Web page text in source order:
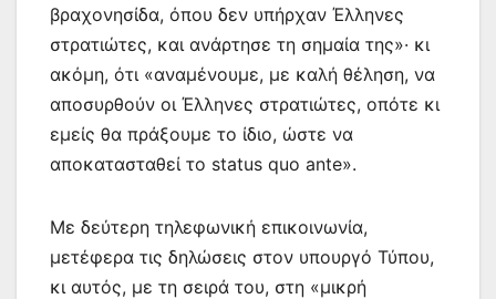
βραχονησίδα, όπου δεν υπήρχαν Έλληνες
στρατιώτες, και ανάρτησε τη σημαία της»· κι
ακόμη, ότι «αναμένουμε, με καλή θέληση, να
αποσυρθούν οι Έλληνες στρατιώτες, οπότε κι
εμείς θα πράξουμε το ίδιο, ώστε να
αποκατασταθεί το status quo ante».
Με δεύτερη τηλεφωνική επικοινωνία,
μετέφερα τις δηλώσεις στον υπουργό Τύπου,
κι αυτός, με τη σειρά του, στη «μικρή